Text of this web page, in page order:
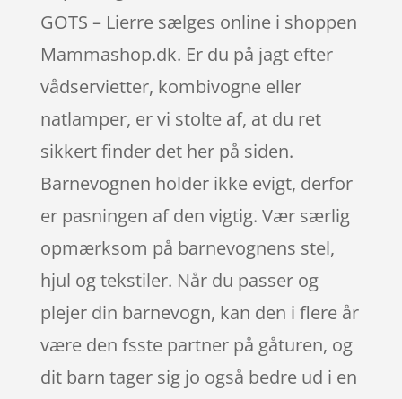
GOTS – Lierre sælges online i shoppen
Mammashop.dk. Er du på jagt efter
vådservietter, kombivogne eller
natlamper, er vi stolte af, at du ret
sikkert finder det her på siden.
Barnevognen holder ikke evigt, derfor
er pasningen af den vigtig. Vær særlig
opmærksom på barnevognens stel,
hjul og tekstiler. Når du passer og
plejer din barnevogn, kan den i flere år
være den fsste partner på gåturen, og
dit barn tager sig jo også bedre ud i en